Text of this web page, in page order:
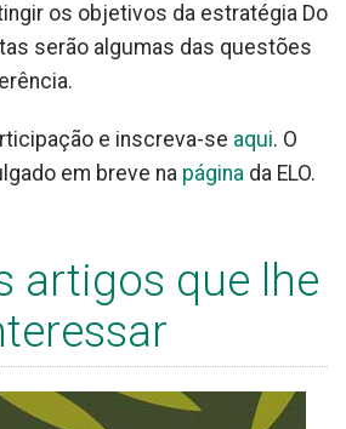
os objetivos da estratégia Do
serão algumas das questões
e inscreva-se aqui. O
em breve na página da ELO.
artigos que lhe